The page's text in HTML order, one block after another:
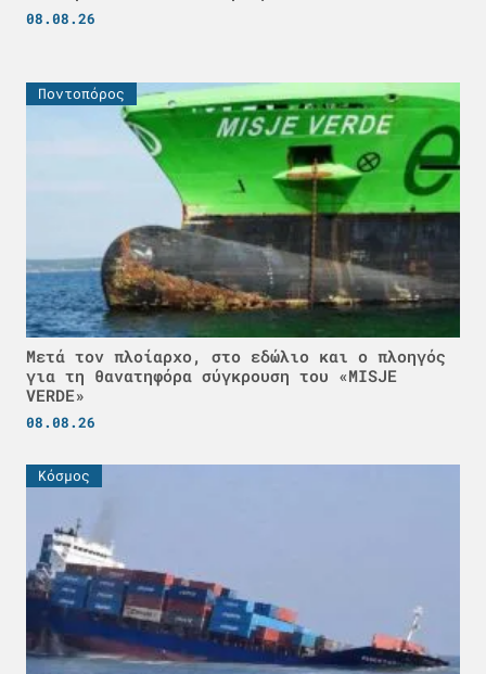
08.08.26
Ποντοπόρος
Μετά τον πλοίαρχο, στο εδώλιο και ο πλοηγός
για τη θανατηφόρα σύγκρουση του «MISJE
VERDE»
08.08.26
Κόσμος